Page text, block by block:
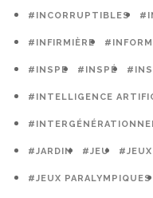
#INCORRUPTIBLES
#INFIRMIÈRE
#INSPE #INSPÉ
#INTELLIGENCE
#JARDIN #JEU
#JEUX PARALYMPIQUES